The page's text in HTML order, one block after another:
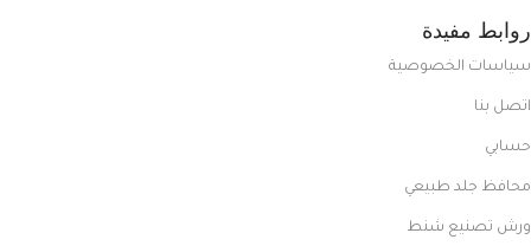
روابط مفيدة
سياسات الخصوصية
اتصل بنا
حسابي
محافظ جلد طبيعي
ورش تصنيع شنط